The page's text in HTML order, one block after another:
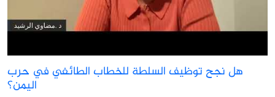
هل نجح توظيف السلطة للخطاب الطائفي في حرب
اليمن؟